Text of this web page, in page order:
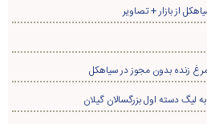
از بازار + تصاویر
لیگ دسته اول بزرگسالان گیلان